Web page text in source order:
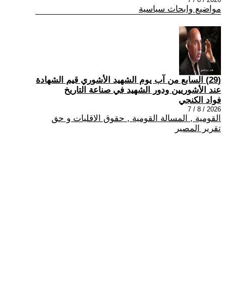
مواضيع وابحاث سياسية
(29) السابع من آب يوم الشهيد الأشوري قيم الشهادة
عند الأشوريين ودور الشهيد في صناعة التاريخ
فواد الكنجي
2026 / 8 / 7
القومية , المسالة القومية , حقوق الاقليات و حق
تقرير المصير